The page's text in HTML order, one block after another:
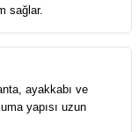
sağlar.
ayakkabı ve
yapısı uzun